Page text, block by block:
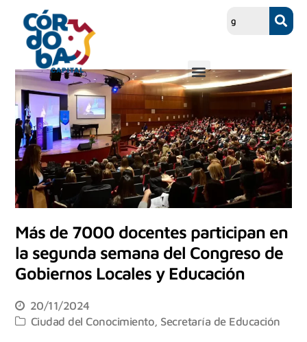
Más de 7000 docentes participan en
la segunda semana del Congreso de
Gobiernos Locales y Educación
20/11/2024
Ciudad del Conocimiento Secretaría de Educación